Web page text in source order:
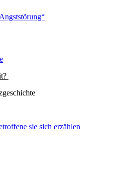
sie sich erzählen